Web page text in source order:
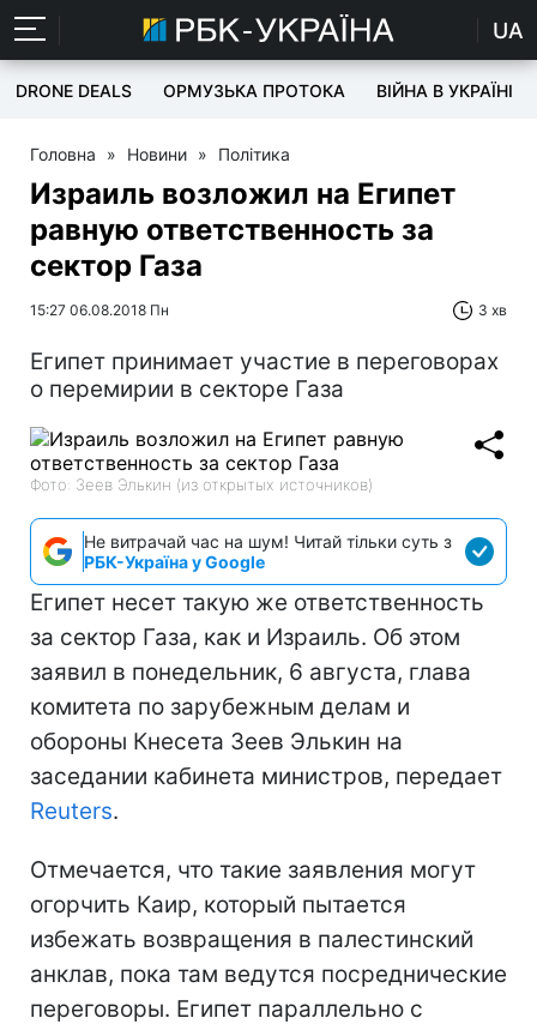
UA
DRONE DEALS ОРМУЗЬКА ПРОТОКА ВІЙНА В УКРАЇНІ
Головна » Новини » Політика
Израиль возложил на Египет
равную ответственность за
сектор Газа
15:27 06.08.2018 Пн 3 хв
Египет принимает участие в переговорах
о перемирии в секторе Газа
Фото: Зеев Элькин (из открытых источников)
Не витрачай час на шум! Читай тільки суть з
РБК-Україна у Google
Египет несет такую ​​же ответственность
за сектор Газа, как и Израиль. Об этом
заявил в понедельник, 6 августа, глава
комитета по зарубежным делам и
обороны Кнесета Зеев Элькин на
заседании кабинета министров, передает
Reuters.
Отмечается, что такие заявления могут
огорчить Каир, который пытается
избежать возвращения в палестинский
анклав, пока там ведутся посреднические
переговоры. Египет параллельно с